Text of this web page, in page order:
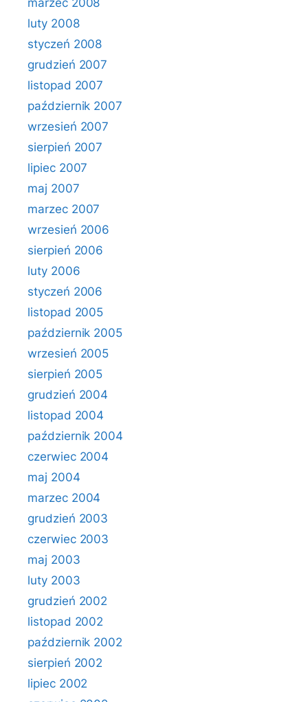
marzec 2008
luty 2008
styczeń 2008
grudzień 2007
listopad 2007
październik 2007
wrzesień 2007
sierpień 2007
lipiec 2007
maj 2007
marzec 2007
wrzesień 2006
sierpień 2006
luty 2006
styczeń 2006
listopad 2005
październik 2005
wrzesień 2005
sierpień 2005
grudzień 2004
listopad 2004
październik 2004
czerwiec 2004
maj 2004
marzec 2004
grudzień 2003
czerwiec 2003
maj 2003
luty 2003
grudzień 2002
listopad 2002
październik 2002
sierpień 2002
lipiec 2002